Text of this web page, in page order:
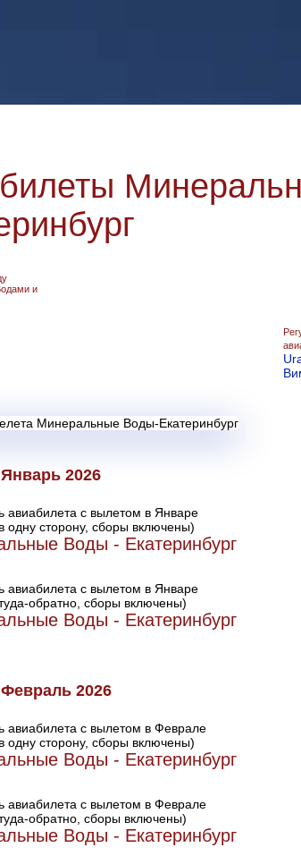
и
2026
авиабилета с вылетом в Январе
одну сторону, сборы включены)
Воды - Екатеринбург
авиабилета с вылетом в Январе
обратно, сборы включены)
Воды - Екатеринбург
2026
авиабилета с вылетом в Феврале
одну сторону, сборы включены)
Воды - Екатеринбург
авиабилета с вылетом в Феврале
обратно, сборы включены)
Воды - Екатеринбург